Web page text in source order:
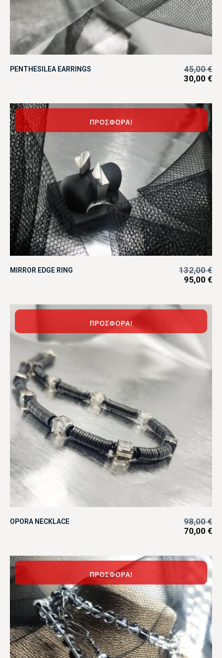
PENTHESILEA EARRINGS 45,00€
30,00 €
ΠΡΟΣΦΟΡΆ!
MIRROR EDGE RING 132,00€
95,00 €
ΠΡΟΣΦΟΡΆ!
OPORA NECKLACE 98,00€
70,00 €
ΠΡΟΣΦΟΡΆ!